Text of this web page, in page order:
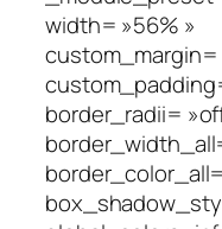
width= »56% »
custom_margin=
border_radii=